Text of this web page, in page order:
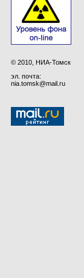
© 2010, НИА-Томск
эл. почта:
nia.tomsk@mail.ru